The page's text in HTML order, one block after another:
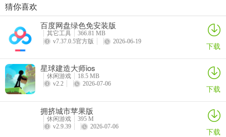
2、飞镖黄——大黄蜂
要问跑车哪家强？雪佛兰科迈罗的代表大黄蜂绝对给大家的印象最深
刻。升级他会大幅度增加武器和车辆能量，前期我们就是需要高攻击
来快速通关，快速用金币升到3级赚取绿色猪头。
属性：护甲1级、武器2级、车辆1级。
技能解锁等级：4级、6级、9级。
月兔漫游苹果版
详情
人力资源机器ios版
详情
宠物拯救传奇苹果版(Pet Rescue Saga)
鹅鸭杀苹果版
猜你喜欢
百度网盘绿色免安装版
其它工具
366.81 MB
v7.37.0.5官方版
2026-06-19 下载
星球建造大师ios
休闲游戏
18.5 MB
v2.2
2026-07-06 下载
拥挤城市苹果版
休闲游戏
395 M
v2.9.39
2026-07-06 下载